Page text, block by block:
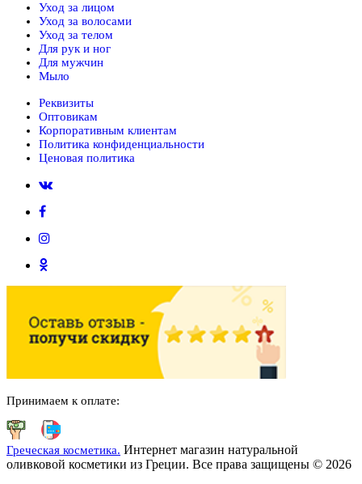
Уход за лицом
Уход за волосами
Уход за телом
Для рук и ног
Для мужчин
Мыло
Реквизиты
Оптовикам
Корпоративным клиентам
Политика конфиденциальности
Ценовая политика
Принимаем к оплате:
Греческая косметика. Интернет магазин натуральной
оливковой косметики из Греции. Все права защищены © 2026